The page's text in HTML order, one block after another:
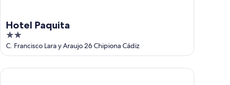
Hotel Paquita
2
out
of
5
C. Francisco Lara y Araujo 26 Chipiona Cádiz
Hotel Los Nardos